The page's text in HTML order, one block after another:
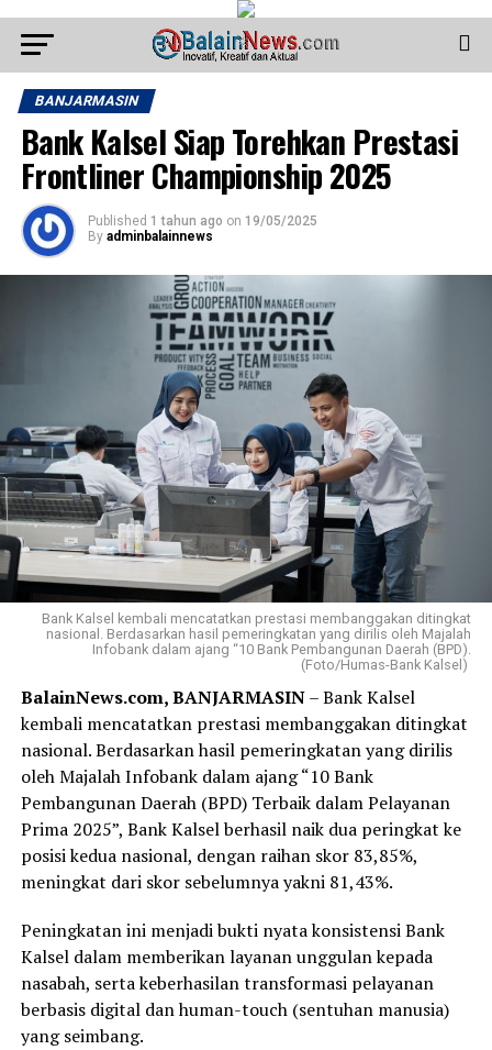
BANJARMASIN
Bank Kalsel Siap Torehkan Prestasi
Frontliner Championship 2025
Published 1 tahun ago on 19/05/2025
By adminbalainnews
Bank Kalsel kembali mencatatkan prestasi membanggakan ditingkat
nasional. Berdasarkan hasil pemeringkatan yang dirilis oleh Majalah
Infobank dalam ajang “10 Bank Pembangunan Daerah (BPD).
(Foto/Humas-Bank Kalsel)
BalainNews.com, BANJARMASIN– Bank Kalsel
kembali mencatatkan prestasi membanggakan ditingkat
nasional. Berdasarkan hasil pemeringkatan yang dirilis
oleh Majalah Infobank dalam ajang “10 Bank
Pembangunan Daerah (BPD) Terbaik dalam Pelayanan
Prima 2025”, Bank Kalsel berhasil naik dua peringkat ke
posisi kedua nasional, dengan raihan skor 83,85%,
meningkat dari skor sebelumnya yakni 81,43%.
Peningkatan ini menjadi bukti nyata konsistensi Bank
Kalsel dalam memberikan layanan unggulan kepada
nasabah, serta keberhasilan transformasi pelayanan
berbasis digital dan human-touch (sentuhan manusia)
yang seimbang.